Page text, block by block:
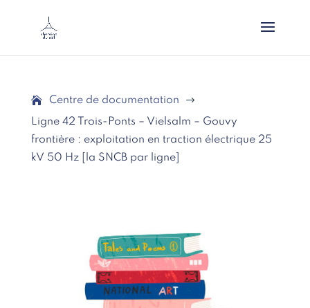
Centre de documentation
$
Ligne 42 Trois-Ponts – Vielsalm – Gouvy
frontière : exploitation en traction électrique 25
kV 50 Hz [la SNCB par ligne]